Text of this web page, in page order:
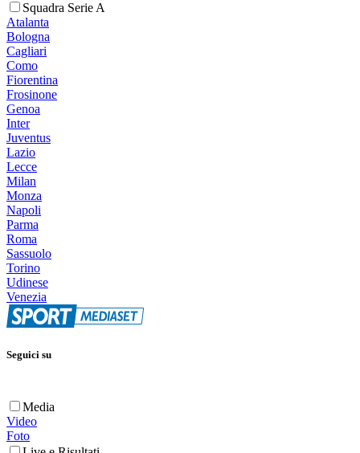
Squadra Serie A
Atalanta
Bologna
Cagliari
Como
Fiorentina
Frosinone
Genoa
Inter
Juventus
Lazio
Lecce
Milan
Monza
Napoli
Parma
Roma
Sassuolo
Torino
Udinese
Venezia
Seguici su
Media
Video
Foto